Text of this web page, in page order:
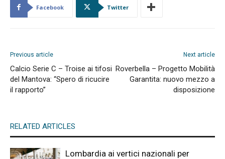
Facebook Twitter
Previous article
Calcio Serie C – Troise ai tifosi
del Mantova: “Spero di ricucire
il rapporto”
Next article
Roverbella – Progetto Mobilità
Garantita: nuovo mezzo a
disposizione
RELATED ARTICLES
Lombardia ai vertici nazionali per